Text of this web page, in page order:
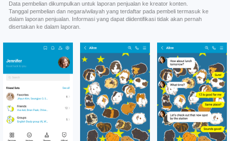
Data pembelian dikumpulkan untuk laporan penjualan ke kreator konten.
Tanggal pembelian dan negara/wilayah yang terdaftar pada pembeli termasuk ke
dalam laporan penjualan. Informasi yang dapat diidentifikasi tidak akan pernah
disertakan ke dalam laporan.